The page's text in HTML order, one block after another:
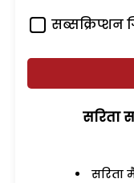
सब्सक्रिप्शन
सरिता
सरिता